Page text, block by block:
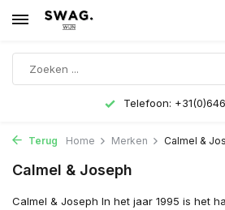
Telefoon:
Terug Home Merken Calmel &
Calmel & Joseph
Calmel & Joseph In het jaar 1995 is het